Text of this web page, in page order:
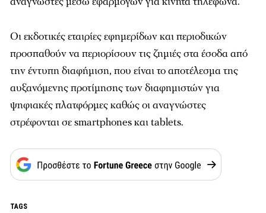
Οι εκδοτικές εταιρίες εφημερίδων και περιοδικών
προσπαθούν να περιορίσουν τις ζημιές στα έσοδα από
την έντυπη διαφήμιση, που είναι το αποτέλεσμα της
αυξανόμενης προτίμησης των διαφημιστών για
ψηφιακές πλατφόρμες καθώς οι αναγνώστες
στρέφονται σε smartphones και tablets.
TAGS